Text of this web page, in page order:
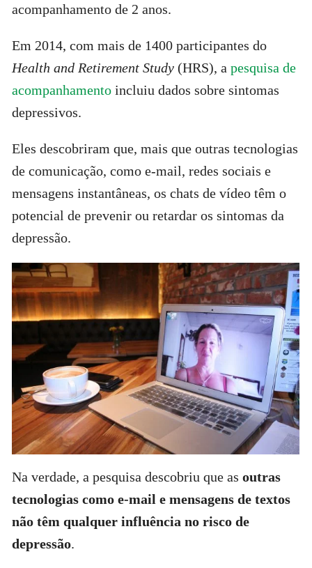
acompanhamento de 2 anos.
Em 2014, com mais de 1400 participantes do
Health and Retirement Study (HRS), apesquisa de
acompanhamento incluiu dados sobre sintomas
depressivos.
Eles descobriram que, mais que outras tecnologias
de comunicação, como e-mail, redes sociais e
mensagens instantâneas, os chats de vídeo têm o
potencial de prevenir ou retardar os sintomas da
depressão.
Na verdade, a pesquisa descobriu que asoutras
tecnologias como e-mail e mensagens de textos
não têm qualquer influência no risco de
depressão.